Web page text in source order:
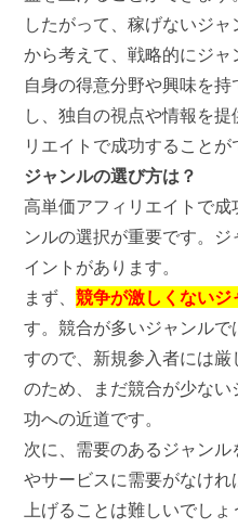
したがって、稼げないジ
から考えて、戦略的にジャ
自身の得意分野や興味を
し、独自の視点や情報を
リエイトで成功することが
ジャンルの選び方は？
高単価アフィリエイトで
ンルの選択が重要です。
イントがあります。
まず、競争が激しくない
す。競合が多いジャンル
すので、新規参入者には
のため、まだ競合が少な
功への近道です。
次に、需要のあるジャン
やサービスに需要がなけ
上げることは難しいでしょ